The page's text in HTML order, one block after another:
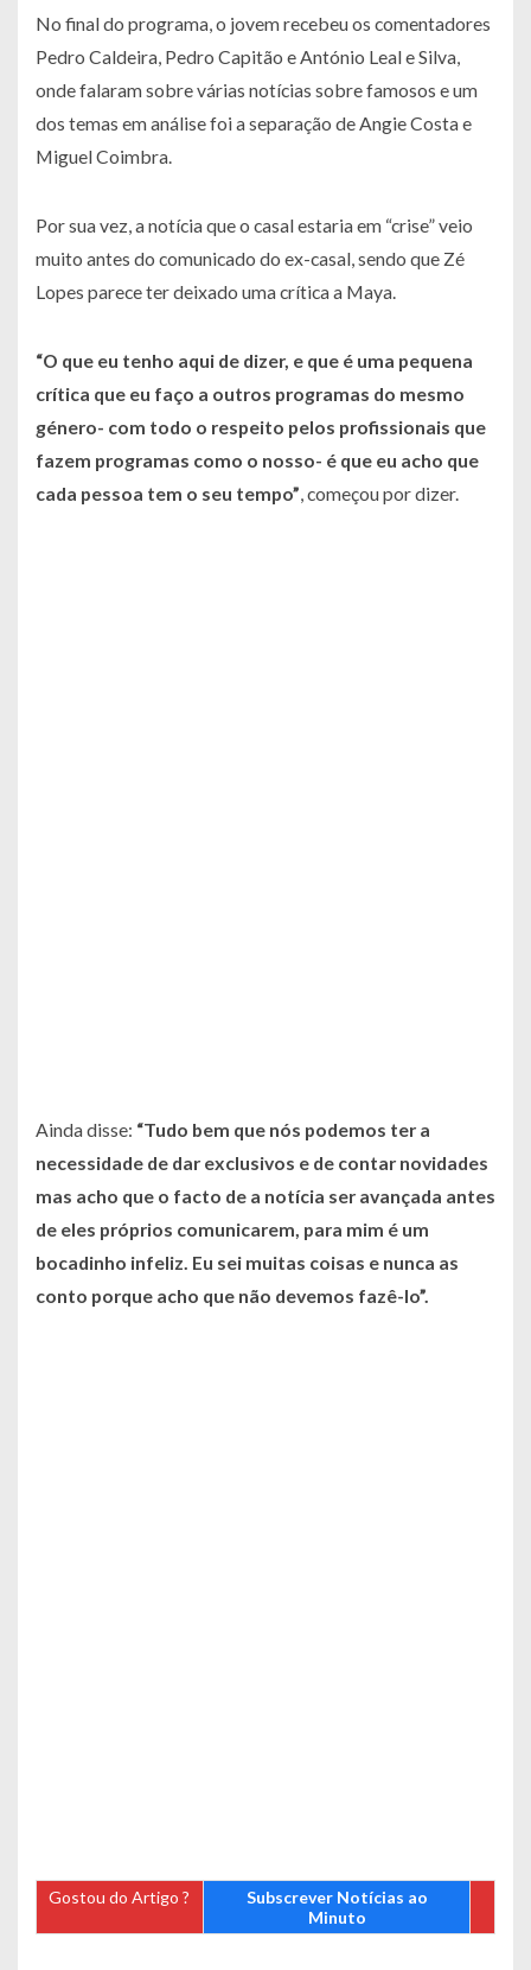
No final do programa, o jovem recebeu os comentadores
Pedro Caldeira, Pedro Capitão e António Leal e Silva,
onde falaram sobre várias notícias sobre famosos e um
dos temas em análise foi a separação de Angie Costa e
Miguel Coimbra.
Por sua vez, a notícia que o casal estaria em “crise” veio
muito antes do comunicado do ex-casal, sendo que Zé
Lopes parece ter deixado uma crítica a Maya.
“O que eu tenho aqui de dizer, e que é uma pequena
crítica que eu faço a outros programas do mesmo
género- com todo o respeito pelos profissionais que
fazem programas como o nosso- é que eu acho que
cada pessoa tem o seu tempo”, começou por dizer.
Ainda disse: “Tudo bem que nós podemos ter a
necessidade de dar exclusivos e de contar novidades
mas acho que o facto de a notícia ser avançada antes
de eles próprios comunicarem, para mim é um
bocadinho infeliz. Eu sei muitas coisas e nunca as
conto porque acho que não devemos fazê-lo”.
Gostou do Artigo ?
Subscrever Notícias ao
Minuto